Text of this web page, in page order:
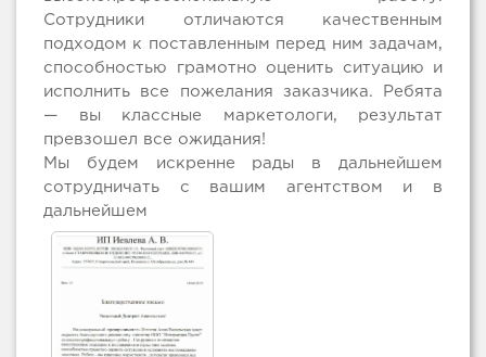
Сотрудники отличаются качественным
подходом к поставленным перед ним задачам,
способностью грамотно оценить ситуацию и
исполнить все пожелания заказчика. Ребята
— вы классные маркетологи, результат
превзошел все ожидания!
Мы будем искренне рады в дальнейшем
сотрудничать с вашим агентством и в
дальнейшем